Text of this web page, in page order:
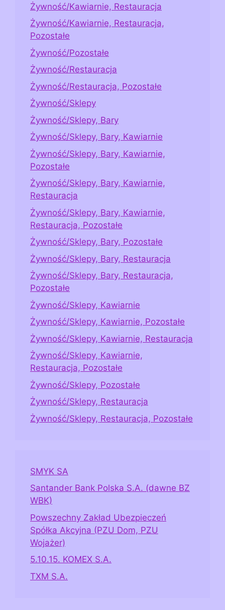
Żywność/Kawiarnie, Restauracja
Żywność/Kawiarnie, Restauracja,
Pozostałe
Żywność/Pozostałe
Żywność/Restauracja
Żywność/Restauracja, Pozostałe
Żywność/Sklepy
Żywność/Sklepy, Bary
Żywność/Sklepy, Bary, Kawiarnie
Żywność/Sklepy, Bary, Kawiarnie,
Pozostałe
Żywność/Sklepy, Bary, Kawiarnie,
Restauracja
Żywność/Sklepy, Bary, Kawiarnie,
Restauracja, Pozostałe
Żywność/Sklepy, Bary, Pozostałe
Żywność/Sklepy, Bary, Restauracja
Żywność/Sklepy, Bary, Restauracja,
Pozostałe
Żywność/Sklepy, Kawiarnie
Żywność/Sklepy, Kawiarnie, Pozostałe
Żywność/Sklepy, Kawiarnie, Restauracja
Żywność/Sklepy, Kawiarnie,
Restauracja, Pozostałe
Żywność/Sklepy, Pozostałe
Żywność/Sklepy, Restauracja
Żywność/Sklepy, Restauracja, Pozostałe
SMYK SA
Santander Bank Polska S.A. (dawne BZ
WBK)
Powszechny Zakład Ubezpieczeń
Spółka Akcyjna (PZU Dom, PZU
Wojażer)
5.10.15. KOMEX S.A.
TXM S.A.